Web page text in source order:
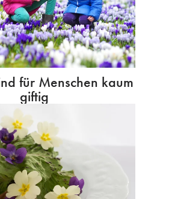
für Menschen kaum
giftig